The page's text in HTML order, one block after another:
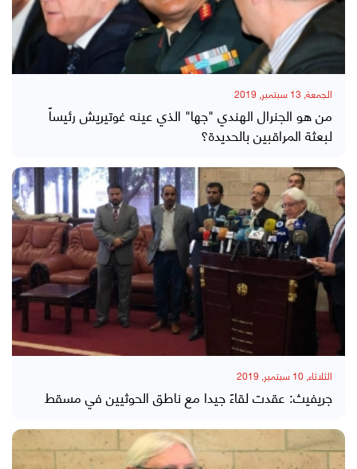
الجمعة, 13 سبتمبر, 2019
من هو الجنرال الهندي "جها" الذي عينه غوتيريش رئيساً
لبعثة المراقبين بالحديدة؟
الثلاثاء, 10 سبتمبر, 2019
جريفيث: عقدت لقاءً جيدا مع ناطق الحوثيين في مسقط